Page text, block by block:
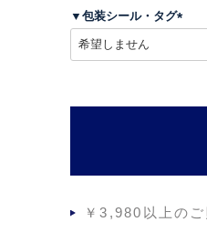
須
)
▼包装シール・タグ
￥3,980以上の